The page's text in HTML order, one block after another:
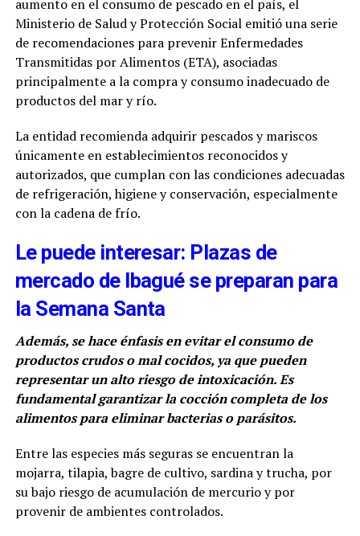
aumento en el consumo de pescado en el país, el
Ministerio de Salud y Protección Social emitió una serie
de recomendaciones para prevenir Enfermedades
Transmitidas por Alimentos (ETA), asociadas
principalmente a la compra y consumo inadecuado de
productos del mar y río.
La entidad recomienda adquirir pescados y mariscos
únicamente en establecimientos reconocidos y
autorizados, que cumplan con las condiciones adecuadas
de refrigeración, higiene y conservación, especialmente
con la cadena de frío.
Le puede interesar: Plazas de
mercado de Ibagué se preparan para
la Semana Santa
Además, se hace énfasis en evitar el consumo de
productos crudos o mal cocidos, ya que pueden
representar un alto riesgo de intoxicación. Es
fundamental garantizar la cocción completa de los
alimentos para eliminar bacterias o parásitos.
Entre las especies más seguras se encuentran la
mojarra, tilapia, bagre de cultivo, sardina y trucha, por
su bajo riesgo de acumulación de mercurio y por
provenir de ambientes controlados.